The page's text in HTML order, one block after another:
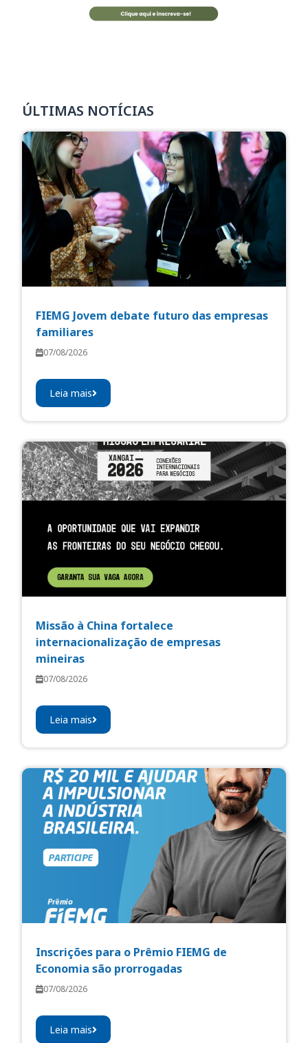
ÚLTIMAS NOTÍCIAS
FIEMG Jovem debate futuro das empresas
familiares
07/08/2026
Leia mais
Missão à China fortalece
internacionalização de empresas
mineiras
07/08/2026
Leia mais
Inscrições para o Prêmio FIEMG de
Economia são prorrogadas
07/08/2026
Leia mais